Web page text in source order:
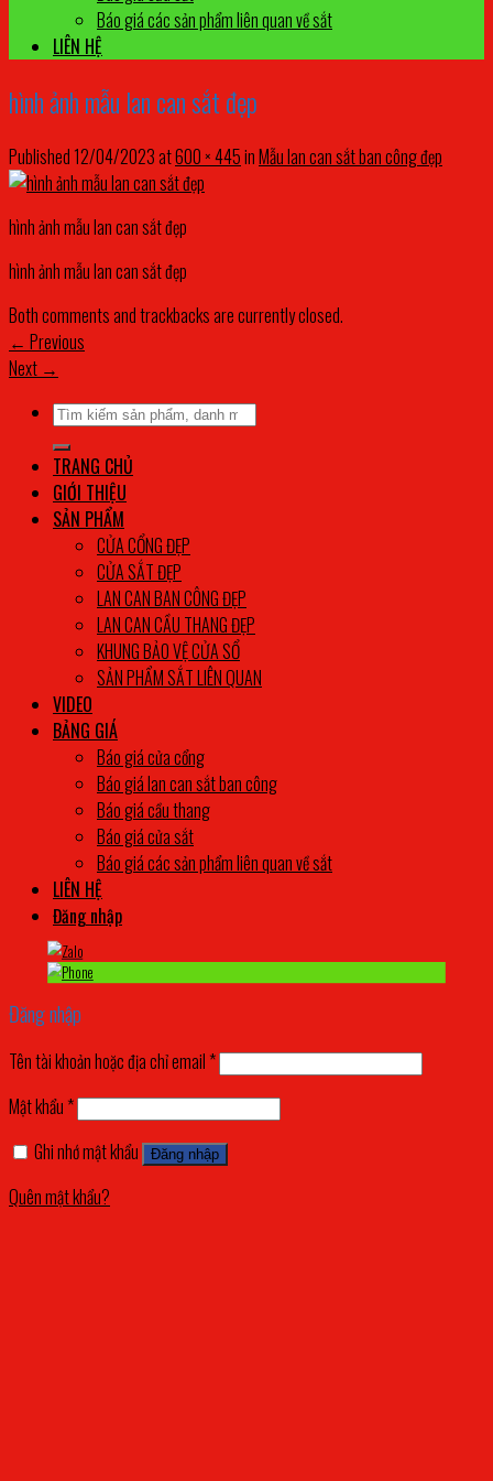
Báo giá các sản phẩm liên quan về sắt
LIÊN HỆ
hình ảnh mẫu lan can sắt đẹp
Published12/04/2023at600 × 445inMẫu lan can sắt ban công đẹp
hình ảnh mẫu lan can sắt đẹp
hình ảnh mẫu lan can sắt đẹp
Both comments and trackbacks are currently closed.
← Previous
Next →
Tìm
kiếm:
TRANG CHỦ
GIỚI THIỆU
SẢN PHẨM
CỬA CỔNG ĐẸP
CỬA SẮT ĐẸP
LAN CAN BAN CÔNG ĐẸP
LAN CAN CẦU THANG ĐẸP
KHUNG BẢO VỆ CỬA SỔ
SẢN PHẨM SẮT LIÊN QUAN
VIDEO
BẢNG GIÁ
Báo giá cửa cổng
Báo giá lan can sắt ban công
Báo giá cầu thang
Báo giá cửa sắt
Báo giá các sản phẩm liên quan về sắt
LIÊN HỆ
Đăng nhập
Đăng nhập
Tên tài khoản hoặc địa chỉ email *
Mật khẩu *
Ghi nhớ mật khẩu
Đăng nhập
Quên mật khẩu?